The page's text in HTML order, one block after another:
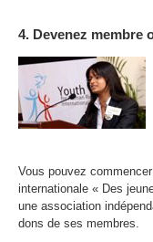
4. Devenez membre
Vous pouvez
internationale « Des
une association
dons de ses membres.